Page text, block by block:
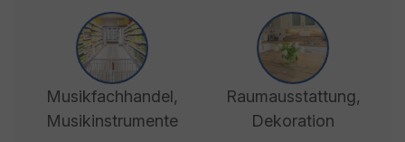
Musikfachhandel,
Musikinstrumente
Raumausstattung,
Dekoration